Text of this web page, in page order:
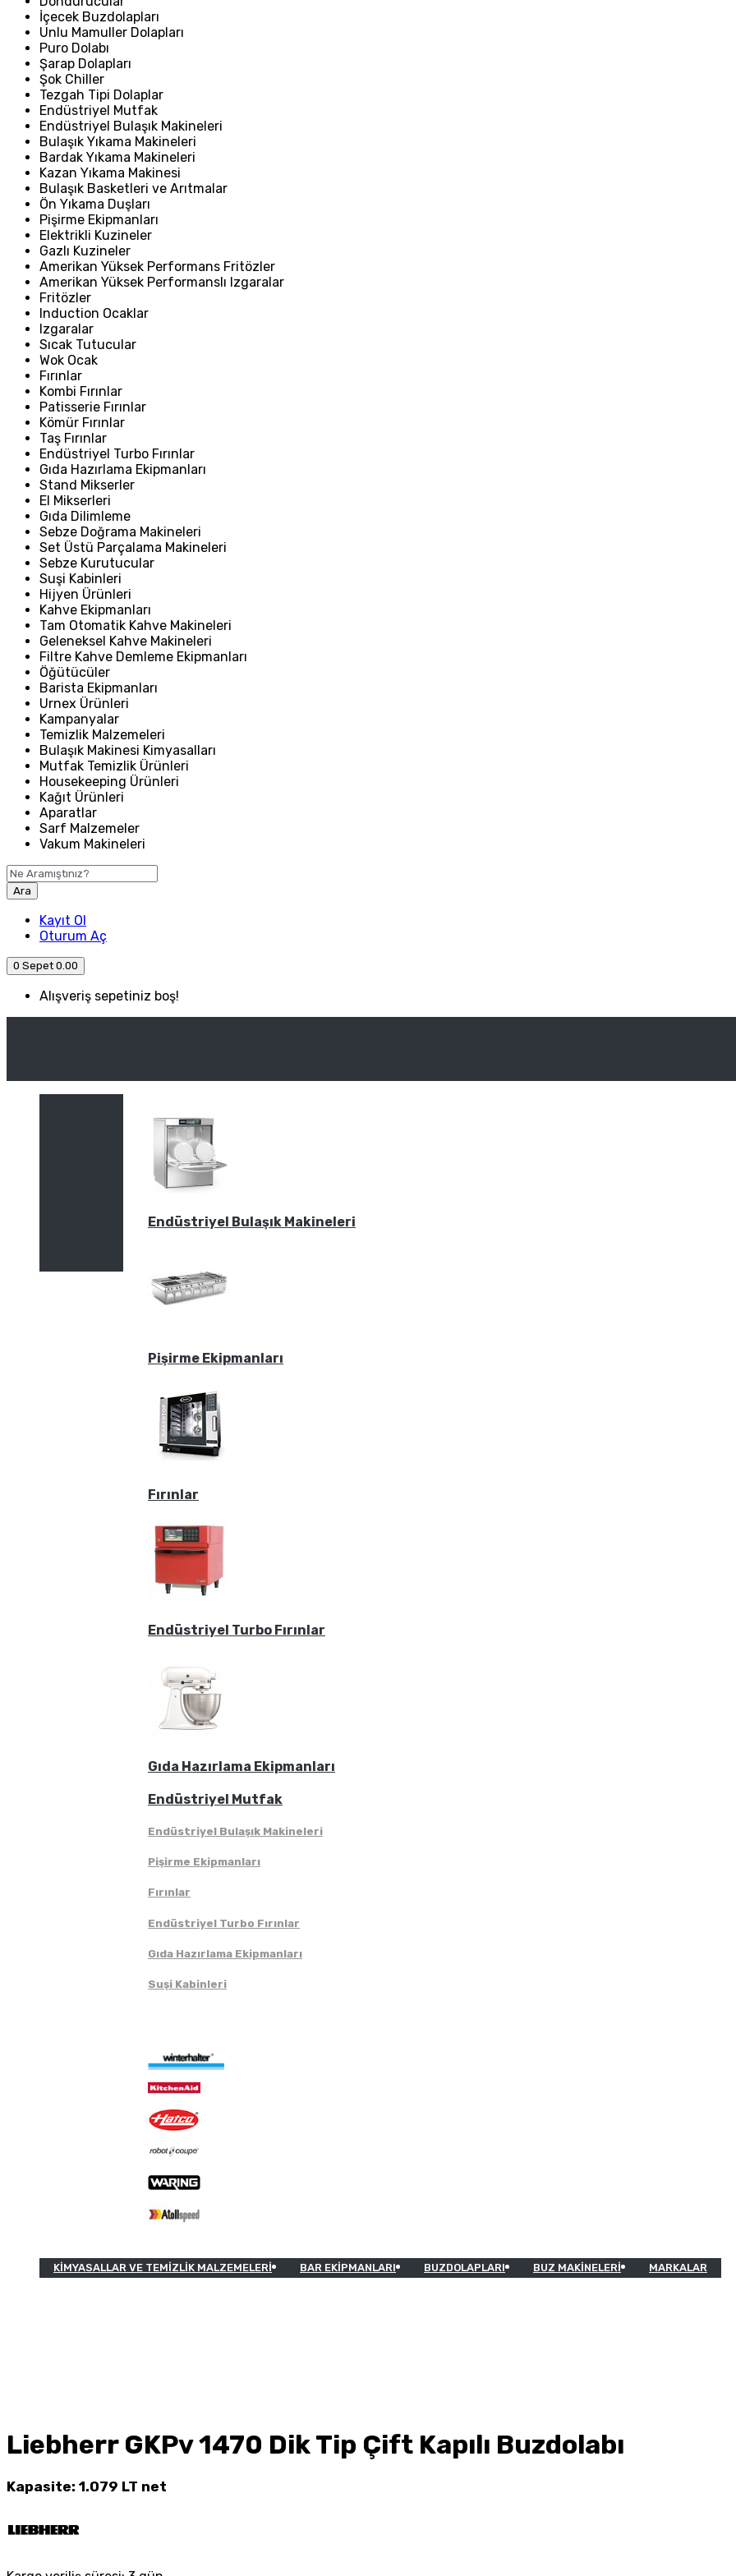
İçecek Buzdolapları
Unlu Mamuller Dolapları
Puro Dolabı
Şarap Dolapları
Şok Chiller
Tezgah Tipi Dolaplar
Endüstriyel Mutfak
Endüstriyel Bulaşık Makineleri
Bulaşık Yıkama Makineleri
Bardak Yıkama Makineleri
Kazan Yıkama Makinesi
Bulaşık Basketleri ve Arıtmalar
Ön Yıkama Duşları
Pişirme Ekipmanları
Elektrikli Kuzineler
Gazlı Kuzineler
Amerikan Yüksek Performans Fritözler
Amerikan Yüksek Performanslı Izgaralar
Fritözler
Induction Ocaklar
Izgaralar
Sıcak Tutucular
Wok Ocak
Fırınlar
Kombi Fırınlar
Patisserie Fırınlar
Kömür Fırınlar
Taş Fırınlar
Endüstriyel Turbo Fırınlar
Gıda Hazırlama Ekipmanları
Stand Mikserler
El Mikserleri
Gıda Dilimleme
Sebze Doğrama Makineleri
Set Üstü Parçalama Makineleri
Sebze Kurutucular
Suşi Kabinleri
Hijyen Ürünleri
Kahve Ekipmanları
Tam Otomatik Kahve Makineleri
Geleneksel Kahve Makineleri
Filtre Kahve Demleme Ekipmanları
Öğütücüler
Barista Ekipmanları
Urnex Ürünleri
Kampanyalar
Temizlik Malzemeleri
Bulaşık Makinesi Kimyasalları
Mutfak Temizlik Ürünleri
Housekeeping Ürünleri
Kağıt Ürünleri
Aparatlar
Sarf Malzemeler
Vakum Makineleri
Ara
Kayıt Ol
Oturum Aç
0 Sepet 0.00
Alışveriş sepetiniz boş!
Kategori
Endüstriyel Bulaşık Makineleri
Pişirme Ekipmanları
Fırınlar
Endüstriyel Turbo Fırınlar
Gıda Hazırlama Ekipmanları
Endüstriyel Mutfak
Endüstriyel Bulaşık Makineleri
Pişirme Ekipmanları
Fırınlar
Endüstriyel Turbo Fırınlar
Gıda Hazırlama Ekipmanları
Suşi Kabinleri
KIMYASALLAR VE TEMIZLIK MALZEMELERI BAR EKIPMANLARI BUZDOLAPLARI BUZ MAKINELERI MARKALAR
Liebherr GKPv 1470 Dik Tip Çift Kapılı Buzdolabı
Kapasite: 1.079 LT net